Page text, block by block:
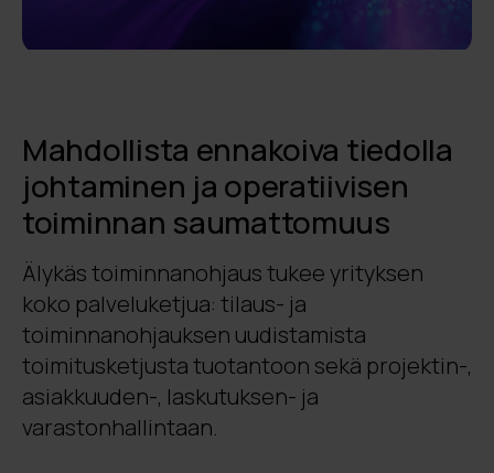
Mahdollista ennakoiva tiedolla
johtaminen ja operatiivisen
toiminnan saumattomuus
Älykäs toiminnanohjaus tukee yrityksen
koko palveluketjua: tilaus- ja
toiminnanohjauksen uudistamista
toimitusketjusta tuotantoon sekä projektin-,
asiakkuuden-, laskutuksen- ja
varastonhallintaan.